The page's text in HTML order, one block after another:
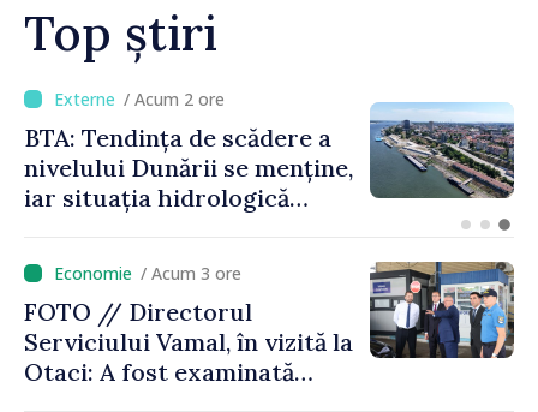
Top știri
/ Acum 25 minute
Energocom a asigurat
necesarul de energie
electrică pentru 8 august.
cetățenii să reducă
consumul în orele de vârf
/ Acum 3 ore
FOTO // Directorul
Serviciului Vamal, în vizită la
Otaci: A fost examinată